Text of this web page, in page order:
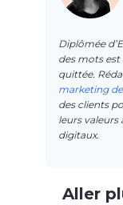
Diplômée
des mots est
quittée.
marketing
des clients
leurs valeurs
digitaux.
Aller